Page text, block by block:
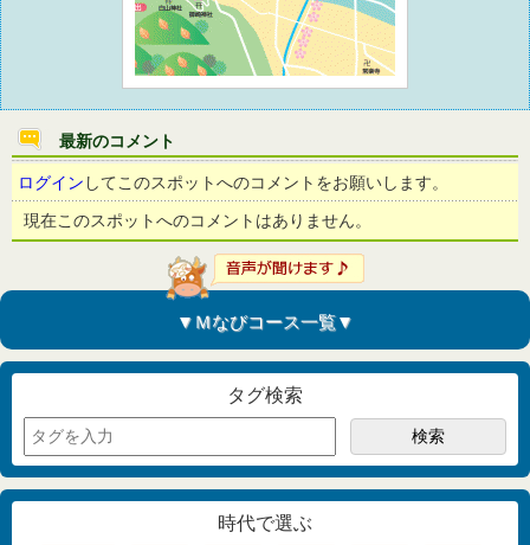
最新のコメント
ログイン してこのスポットへのコメントをお願いします。
現在このスポットへのコメントはありません。
▼Ｍなびコース一覧▼
タグ検索
時代で選ぶ